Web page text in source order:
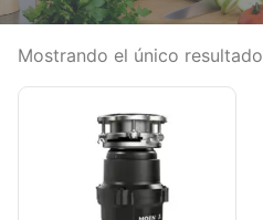
Mostrando el único resultado